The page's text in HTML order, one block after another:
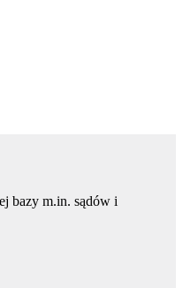
bazy m.in. sądów i